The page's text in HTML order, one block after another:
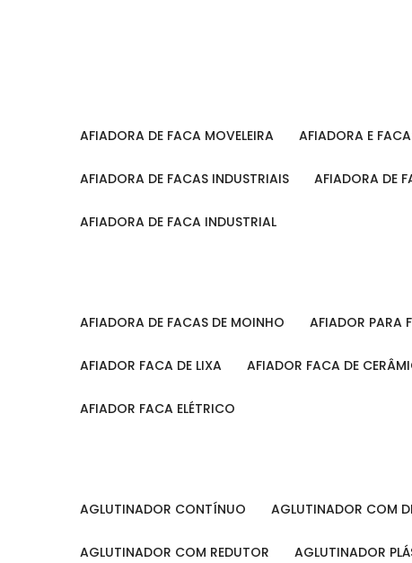
AFIADORA DE FACA MOVELEIRA AFIADORA E
AFIADORA DE FACAS INDUSTRIAIS AFIADORA DE
AFIADORA DE FACA INDUSTRIAL
AFIADORA DE FACAS DE MOINHO AFIADOR PARA
AFIADOR FACA DE LIXA AFIADOR FACA DE
AFIADOR FACA ELÉTRICO
AGLUTINADOR CONTÍNUO AGLUTINADOR COM
AGLUTINADOR COM REDUTOR AGLUTINADOR